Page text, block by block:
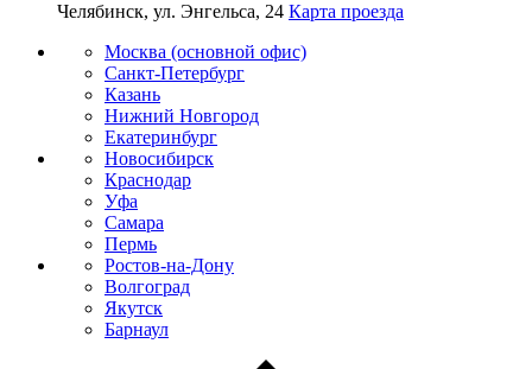
Челябинск, ул. Энгельса, 24 Карта проезда
Москва (основной офис)
Санкт-Петербург
Казань
Нижний Новгород
Екатеринбург
Новосибирск
Краснодар
Уфа
Самара
Пермь
Ростов-на-Дону
Волгоград
Якутск
Барнаул